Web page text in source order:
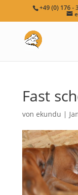
+49 (0) 176 -
Fast
von ekundu |